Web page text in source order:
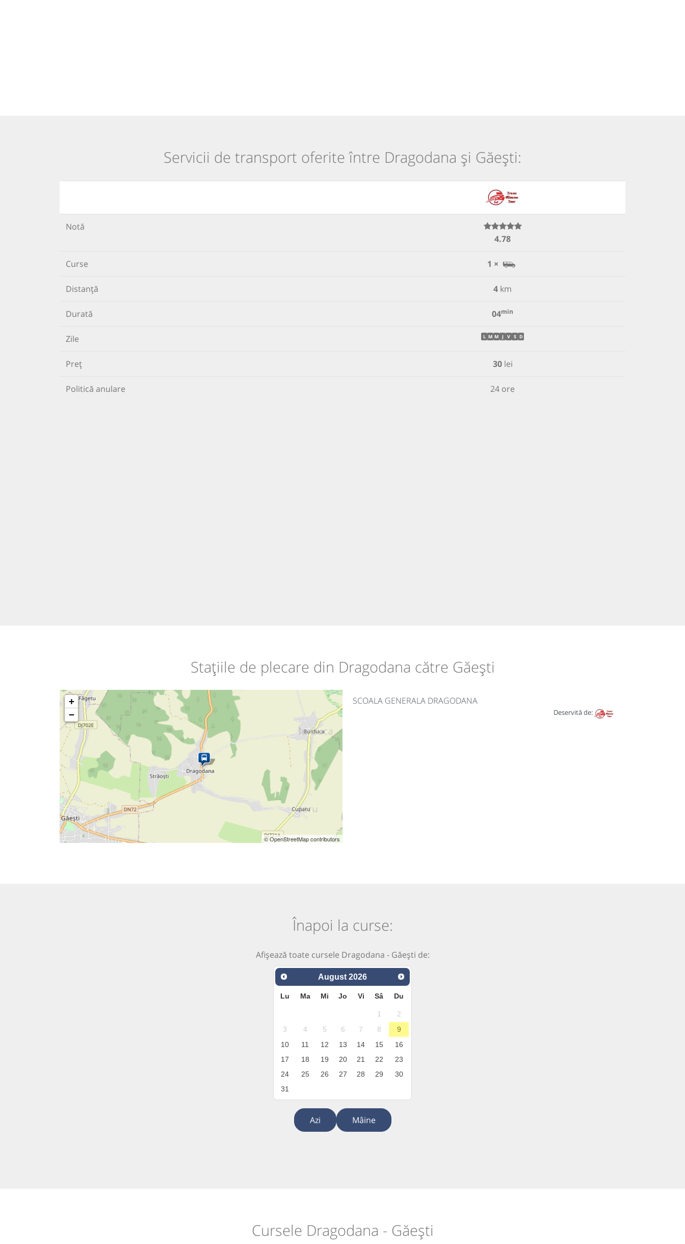
Servicii de transport oferite între Dragodana și Găești:
Notă
4.78
Curse 1 ×
Distanță 4 km
Durată 04min
Zile L M M J V S D
Preț 30lei
Politică anulare 24 ore
Stațiile de plecare din Dragodana către Găești
+
−
© OpenStreetMap contributors
SCOALA GENERALA DRAGODANA
Deservită de:
Înapoi la curse:
Afișează toate cursele Dragodana - Găești de:
August 2026
Lu Ma Mi Jo Vi Sâ Du
1
2
3
4 5 6 7 8
9
10
11 12 13 14 15
16
17
18 19 20 21 22
23
24
25 26 27 28 29
30
31
Azi Mâine
Cursele Dragodana - Găești